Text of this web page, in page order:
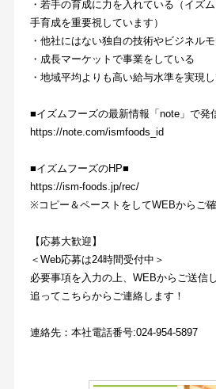
・若手の育成に力を入れている（イズ
手育成を重要視しています）
・他社にはない独自の技術やビジネル
・成長マーケットで事業をしている
・地域平均よりも高い給与水準を実現
■イズムフーズの最新情報「note」で発
https://note.com/ismfoods_id
■イズムフーズのHP■
https://ism-foods.jp/rec/
※コピー＆ペーストをしてWEBからご確
【応募大歓迎】
＜Web応募は24時間受付中＞
必要事項を入力の上、WEBからご送信
追ってこちらからご連絡します！
連絡先：本社電話番号:024-954-5897